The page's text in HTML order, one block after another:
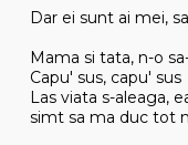
Dar ei sunt ai mei,
Mama si tata, n-o
Capu' sus, capu' sus
Las viata s-aleaga,
simt sa ma duc tot